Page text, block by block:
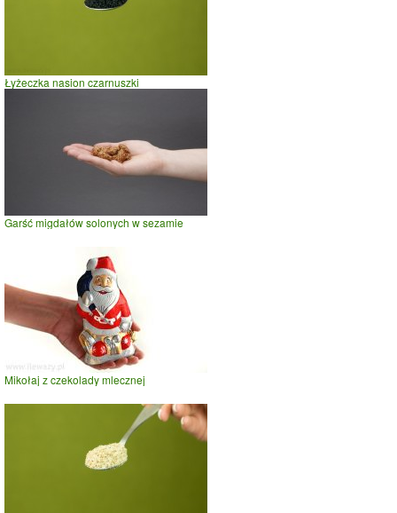
Łyżeczka nasion czarnuszki
Garść migdałów solonych w sezamie
Mikołaj z czekolady mlecznej